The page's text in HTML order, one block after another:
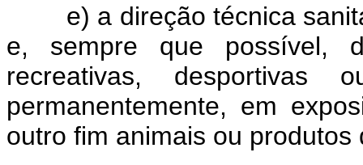
e) a direção técnica
e, sempre que possível,
recreativas,
permanentemente, em
outro fim animais ou produtos